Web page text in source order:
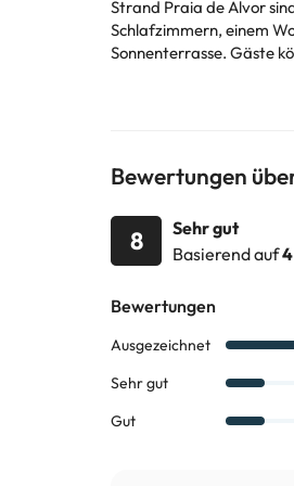
Strand Praia de Alvor sind weniger
Schlafzimmern, einem
Sonnenterrasse. Gäste können im
entfernt, während
können von der
Bewertungen
8
Sehr gut
Basierend auf